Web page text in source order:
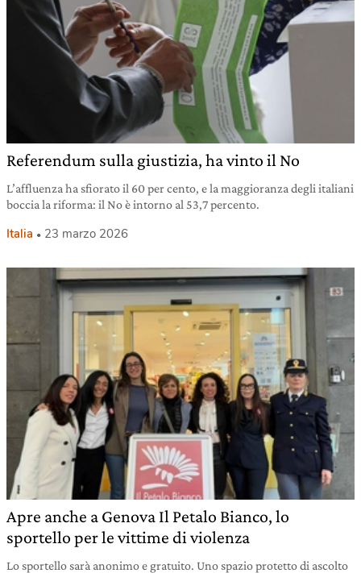
Referendum sulla giustizia, ha vinto il No
L’affluenza ha sfiorato il 60 per cento, e la maggioranza degli italiani
boccia la riforma: il No è intorno al 53,7 percento.
Italia 23 marzo 2026
Apre anche a Genova Il Petalo Bianco, lo
sportello per le vittime di violenza
Lo sportello sarà anonimo e gratuito. Uno spazio protetto di ascolto